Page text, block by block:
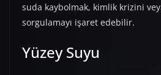
suda kaybolmak, kimlik krizini
sorgulamayı işaret edebilir.
Yüzey Suyu